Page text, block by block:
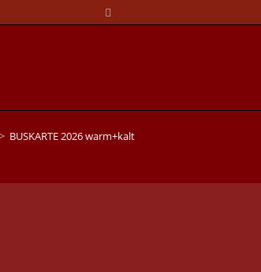
> BUSKARTE 2026 warm+kalt